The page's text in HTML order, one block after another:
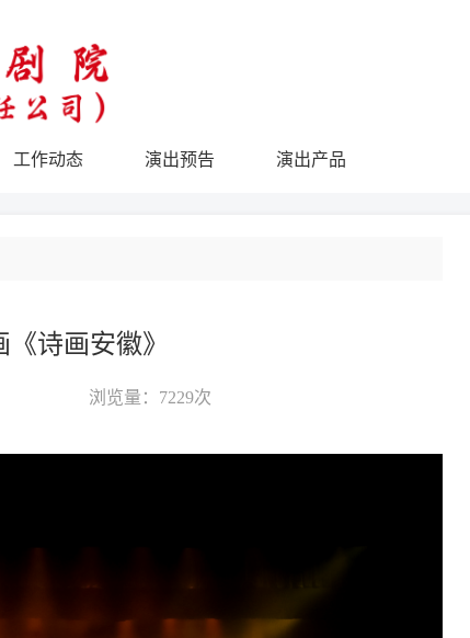
工作动态 演出预告 演出产品
诗画安徽》
浏览量： 7229次